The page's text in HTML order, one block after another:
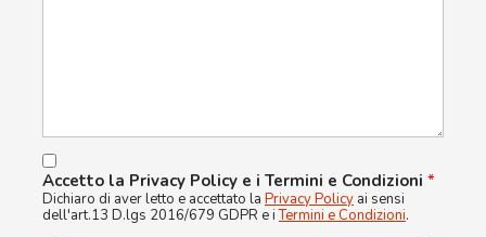
Accetto la Privacy Policy e i Termini e Condizioni *
Dichiaro di aver letto e accettato la Privacy Policy ai sensi
dell'art.13 D.lgs 2016/679 GDPR e iTermini e Condizioni.